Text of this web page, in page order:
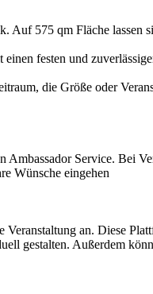
575 qm Fläche lassen
festen und
die Größe oder
Service. Bei
Wünsche eingehen
an. Diese
gestalten. Außerdem